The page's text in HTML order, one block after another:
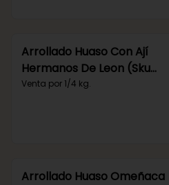
Arrollado Huaso Con Ají
Hermanos De Leon (Sku
292)
Venta por 1/4 kg.
Arrollado Huaso Omeñaca